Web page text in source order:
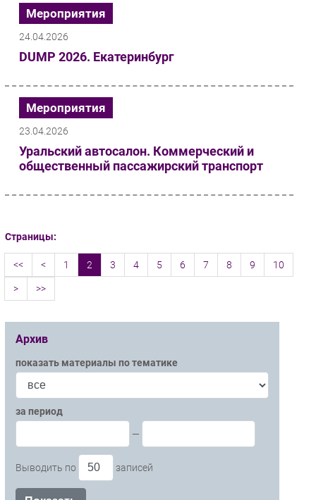
Мероприятия
24.04.2026
DUMP 2026. Екатеринбург
Мероприятия
23.04.2026
Уральский автосалон. Коммерческий и
общественный пассажирский транспорт
Страницы:
<< < 1 2 3 4 5 6 7 8 9 10
> >>
Архив
показать материалы по тематике
за период
—
Выводить по записей